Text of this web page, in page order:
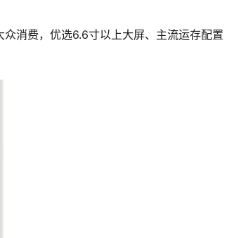
消费，优选6.6寸以上大屏、主流运存配置